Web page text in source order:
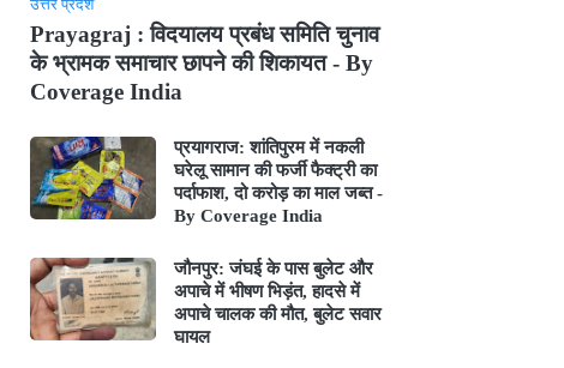
उत्तर प्रदेश
Prayagraj : विदयालय प्रबंध समिति चुनाव
के भ्रामक समाचार छापने की शिकायत - By
Coverage India
प्रयागराज: शांतिपुरम में नकली
घरेलू सामान की फर्जी फैक्ट्री का
पर्दाफाश, दो करोड़ का माल जब्त -
By Coverage India
जौनपुर: जंघई के पास बुलेट और
अपाचे में भीषण भिड़ंत, हादसे में
अपाचे चालक की मौत, बुलेट सवार
घायल